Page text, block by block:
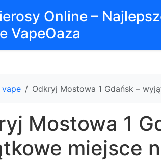
Online –
VapeOaza
vape Odkryj Mostowa 1 Gdańsk –
Mostowa 1
miejsce